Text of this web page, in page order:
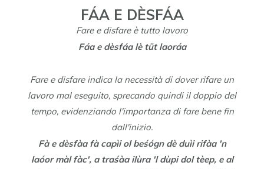
FÁA E DÈSFÁA
Fare e disfare è tutto lavoro
Fáa e dèsfáa lè tüt laoráa
Fare e disfare indica la necessità di dover rifare un
lavoro mal eseguito, sprecando quindi il doppio del
tempo, evidenziando l'importanza di fare bene fin
dall'inizio.
Fà e dèsfàa fà capìi ol beśógn dè duìi rifàa 'n
laóor màl fàc', a traśàa ilùra 'l dùpi dol tèep, e al